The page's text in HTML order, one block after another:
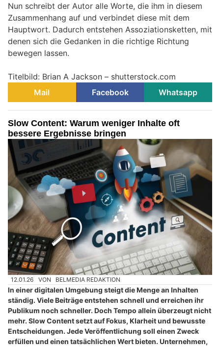
Nun schreibt der Autor alle Worte, die ihm in diesem
Zusammenhang auf und verbindet diese mit dem
Hauptwort. Dadurch entstehen Assoziationsketten, mit
denen sich die Gedanken in die richtige Richtung
bewegen lassen.
Titelbild: Brian A Jackson – shutterstock.com
Mail
Facebook Whatsapp
Slow Content: Warum weniger Inhalte oft
bessere Ergebnisse bringen
12.01.26 VON BELMEDIA REDAKTION
In einer digitalen Umgebung steigt die Menge an Inhalten
ständig. Viele Beiträge entstehen schnell und erreichen ihr
Publikum noch schneller. Doch Tempo allein überzeugt nicht
mehr. Slow Content setzt auf Fokus, Klarheit und bewusste
Entscheidungen. Jede Veröffentlichung soll einen Zweck
erfüllen und einen tatsächlichen Wert bieten. Unternehmen,